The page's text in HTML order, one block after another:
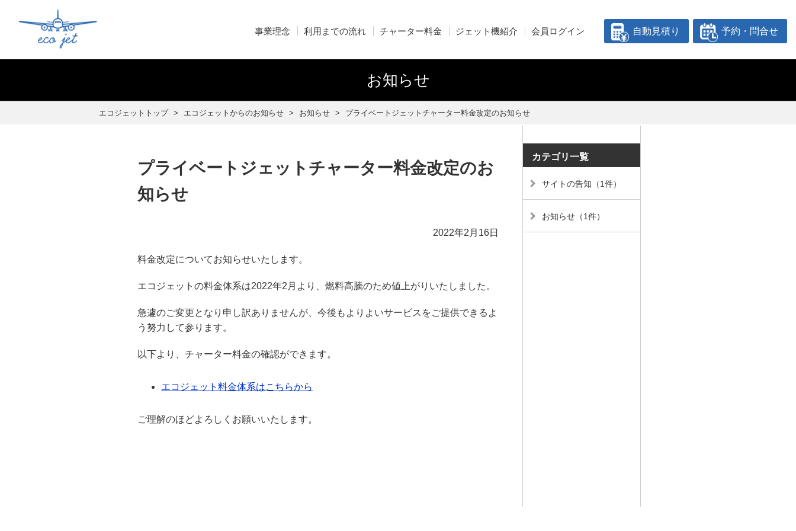
事業理念 利用までの流れ チャーター料金 ジェット機紹介 会員ログイン 自動見積り 予約・問合せ
お知らせ
エコジェットトップ エコジェットからのお知らせ お知らせ プライベートジェットチャーター料金改定のお知らせ
プライベートジェットチャーター料金改定のお
知らせ
2022年2月16日
料金改定についてお知らせいたします。
エコジェットの料金体系は2022年2月より、燃料高騰のため値上がりいたしました。
急遽のご変更となり申し訳ありませんが、今後もよりよいサービスをご提供できるよ
う努力して参ります。
以下より、チャーター料金の確認ができます。
エコジェット料金体系はこちらから
ご理解のほどよろしくお願いいたします。
カテゴリ一覧
サイトの告知（1件）
お知らせ（1件）